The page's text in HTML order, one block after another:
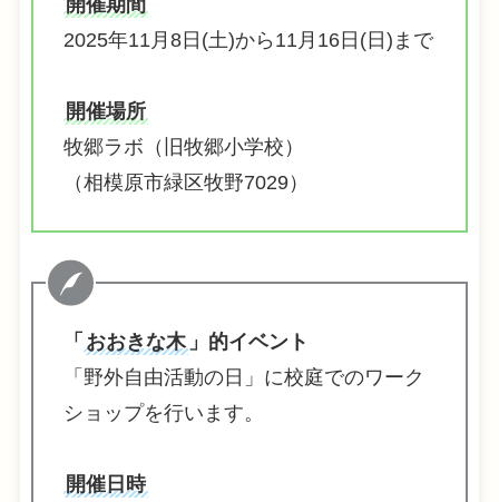
2025年11月8日(土)から11月16日(日)まで
開催場所
牧郷ラボ（旧牧郷小学校）
（相模原市緑区牧野7029）
「 おおきな木 」的イベント
「野外自由活動の日」に校庭でのワーク
ショップを行います。
開催日時